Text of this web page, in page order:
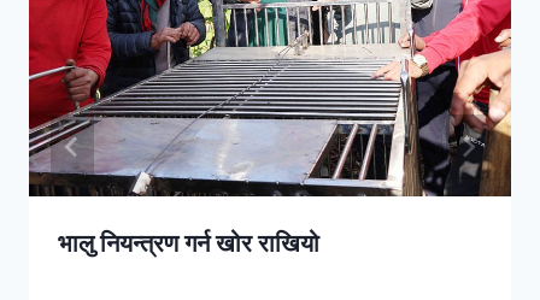
भालु नियन्त्रण गर्न खोर राखियो